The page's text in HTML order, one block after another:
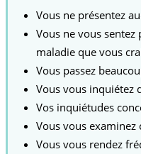
Vous ne présentez
Vous ne vous
maladie que vous
Vous passez
Vous vous inquiétez
Vos inquiétudes
Vous vous
Vous vous rendez